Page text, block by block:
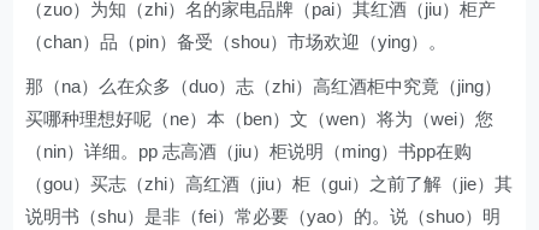
（zuo）为知（zhi）名的家电品牌（pai）其红酒（jiu）柜产
（chan）品（pin）备受（shou）市场欢迎（ying）。
那（na）么在众多（duo）志（zhi）高红酒柜中究竟（jing）
买哪种理想好呢（ne）本（ben）文（wen）将为（wei）您
（nin）详细。pp 志高酒（jiu）柜说明（ming）书pp在购
（gou）买志（zhi）高红酒（jiu）柜（gui）之前了解（jie）其
说明书（shu）是非（fei）常必要（yao）的。说（shuo）明